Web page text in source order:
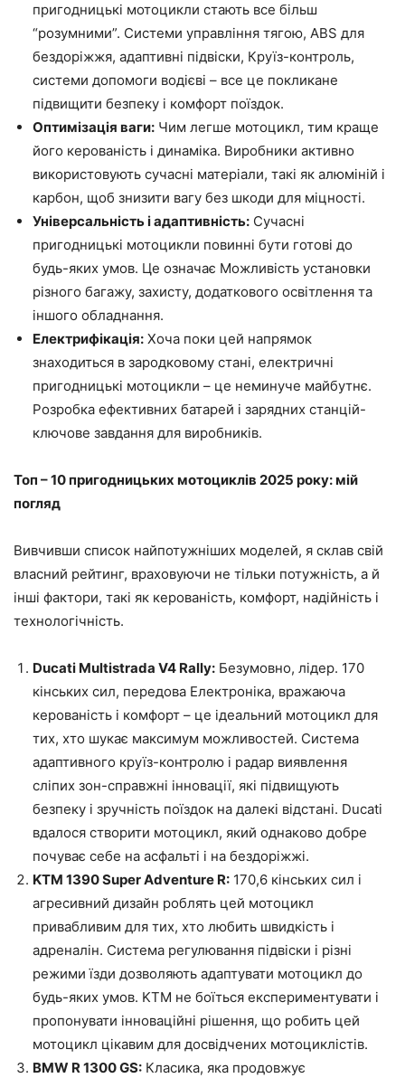
пригодницькі мотоцикли стають все більш
“розумними”. Системи управління тягою, ABS для
бездоріжжя, адаптивні підвіски, Круїз-контроль,
системи допомоги водієві – все це покликане
підвищити безпеку і комфорт поїздок.
Оптимізація ваги: Чим легше мотоцикл, тим краще
його керованість і динаміка. Виробники активно
використовують сучасні матеріали, такі як алюміній і
карбон, щоб знизити вагу без шкоди для міцності.
Універсальність і адаптивність: Сучасні
пригодницькі мотоцикли повинні бути готові до
будь-яких умов. Це означає Можливість установки
різного багажу, захисту, додаткового освітлення та
іншого обладнання.
Електрифікація: Хоча поки цей напрямок
знаходиться в зародковому стані, електричні
пригодницькі мотоцикли – це неминуче майбутнє.
Розробка ефективних батарей і зарядних станцій-
ключове завдання для виробників.
Топ – 10 пригодницьких мотоциклів 2025 року: мій
погляд
Вивчивши список найпотужніших моделей, я склав свій
власний рейтинг, враховуючи не тільки потужність, а й
інші фактори, такі як керованість, комфорт, надійність і
технологічність.
Ducati Multistrada V4 Rally: Безумовно, лідер. 170
кінських сил, передова Електроніка, вражаюча
керованість і комфорт – це ідеальний мотоцикл для
тих, хто шукає максимум можливостей. Система
адаптивного круїз-контролю і радар виявлення
сліпих зон-справжні інновації, які підвищують
безпеку і зручність поїздок на далекі відстані. Ducati
вдалося створити мотоцикл, який однаково добре
почуває себе на асфальті і на бездоріжжі.
KTM 1390 Super Adventure R: 170,6 кінських сил і
агресивний дизайн роблять цей мотоцикл
привабливим для тих, хто любить швидкість і
адреналін. Система регулювання підвіски і різні
режими їзди дозволяють адаптувати мотоцикл до
будь-яких умов. KTM не боїться експериментувати і
пропонувати інноваційні рішення, що робить цей
мотоцикл цікавим для досвідчених мотоциклістів.
BMW R 1300 GS: Класика, яка продовжує